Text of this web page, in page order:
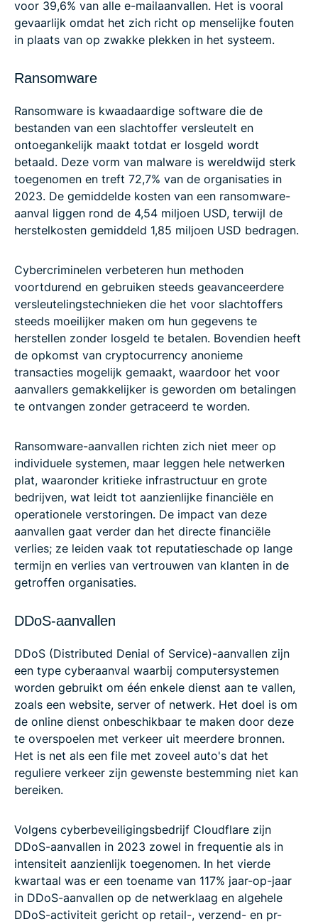
voor 39,6% van alle e-mailaanvallen. Het is vooral
gevaarlijk omdat het zich richt op menselijke fouten
in plaats van op zwakke plekken in het systeem.
Ransomware
Ransomware is kwaadaardige software die de
bestanden van een slachtoffer versleutelt en
ontoegankelijk maakt totdat er losgeld wordt
betaald. Deze vorm van malware is wereldwijd sterk
toegenomen en treft 72,7% van de organisaties in
2023. De gemiddelde kosten van een ransomware-
aanval liggen rond de 4,54 miljoen USD, terwijl de
herstelkosten gemiddeld 1,85 miljoen USD bedragen.
Cybercriminelen verbeteren hun methoden
voortdurend en gebruiken steeds geavanceerdere
versleutelingstechnieken die het voor slachtoffers
steeds moeilijker maken om hun gegevens te
herstellen zonder losgeld te betalen. Bovendien heeft
de opkomst van cryptocurrency anonieme
transacties mogelijk gemaakt, waardoor het voor
aanvallers gemakkelijker is geworden om betalingen
te ontvangen zonder getraceerd te worden.
Ransomware-aanvallen richten zich niet meer op
individuele systemen, maar leggen hele netwerken
plat, waaronder kritieke infrastructuur en grote
bedrijven, wat leidt tot aanzienlijke financiële en
operationele verstoringen. De impact van deze
aanvallen gaat verder dan het directe financiële
verlies; ze leiden vaak tot reputatieschade op lange
termijn en verlies van vertrouwen van klanten in de
getroffen organisaties.
DDoS-aanvallen
DDoS (Distributed Denial of Service)-aanvallen zijn
een type cyberaanval waarbij computersystemen
worden gebruikt om één enkele dienst aan te vallen,
zoals een website, server of netwerk. Het doel is om
de online dienst onbeschikbaar te maken door deze
te overspoelen met verkeer uit meerdere bronnen.
Het is net als een file met zoveel auto's dat het
reguliere verkeer zijn gewenste bestemming niet kan
bereiken.
Volgens cyberbeveiligingsbedrijf Cloudflare zijn
DDoS-aanvallen in 2023 zowel in frequentie als in
intensiteit aanzienlijk toegenomen. In het vierde
kwartaal was er een toename van 117% jaar-op-jaar
in DDoS-aanvallen op de netwerklaag en algehele
DDoS-activiteit gericht op retail-, verzend- en pr-